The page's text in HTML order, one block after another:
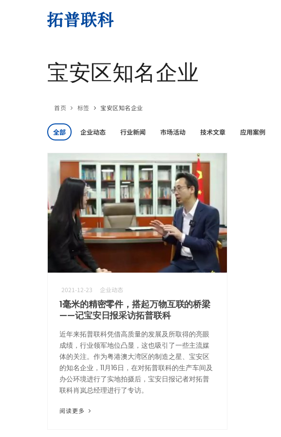
宝安区知名企业
首页 标签 宝安区知名企业
全部 企业动态 行业新闻 市场活动 技术文章 应用案例
2021-12-23 企业动态
1毫米的精密零件，搭起万物互联的桥梁
——记宝安日报采访拓普联科
近年来拓普联科凭借高质量的发展及所取得的亮眼
成绩，行业领军地位凸显，这也吸引了一些主流媒
体的关注。作为粤港澳大湾区的制造之星、宝安区
的知名企业，11月16日，在对拓普联科的生产车间及
办公环境进行了实地拍摄后，宝安日报记者对拓普
联科肖岚总经理进行了专访。
阅读更多